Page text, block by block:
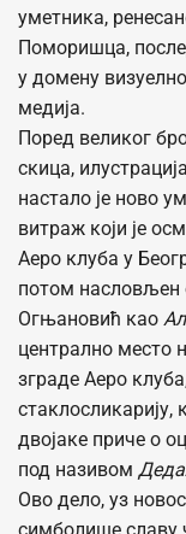
уметника,
Поморишца,
у домену
медија.
Поред великог
скица,
настало је ново
витраж који је
Аеро клуба у
потом насловљен
Огњановић као
централно место
зграде Аеро
двојаке приче о
под називом
Ово дело, уз
симболише славу